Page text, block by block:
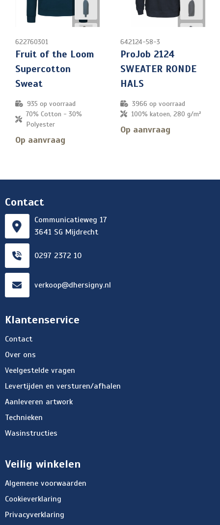
622760301
Fruit of the Loom
Supercotton
Sweat
935 op voorraad
70% Cotton - 30%
Polyester
Op aanvraag
642124-58-3
ProJob 2124
SWEATER RONDE
HALS
3966 op voorraad
100% katoen, 280 g/m²
Op aanvraag
Contact
Communicatieweg 17
3641 SG Mijdrecht
0297 2372 10
verkoop@dhersigny.nl
Klantenservice
Contact
Over ons
Veelgestelde vragen
Levertijden en versturen/afhalen
Aanleveren artwork
Technieken
Wasinstructies
Veilig winkelen
Algemene voorwaarden
Cookieverklaring
Privacyverklaring